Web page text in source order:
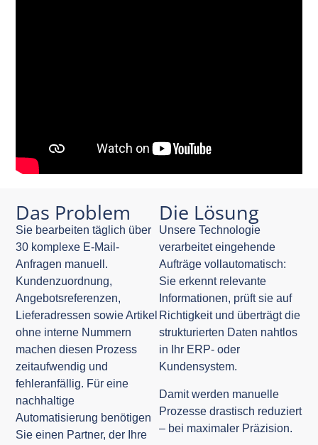
Das Problem
Sie bearbeiten täglich über
30 komplexe E-Mail-
Anfragen manuell.
Kundenzuordnung,
Angebotsreferenzen,
Lieferadressen sowie Artikel
ohne interne Nummern
machen diesen Prozess
zeitaufwendig und
fehleranfällig. Für eine
nachhaltige
Automatisierung benötigen
Sie einen Partner, der Ihre
Die Lösung
Unsere Technologie
verarbeitet eingehende
Aufträge vollautomatisch:
Sie erkennt relevante
Informationen, prüft sie auf
Richtigkeit und überträgt die
strukturierten Daten nahtlos
in Ihr ERP- oder
Kundensystem.
Damit werden manuelle
Prozesse drastisch reduziert
– bei maximaler Präzision.